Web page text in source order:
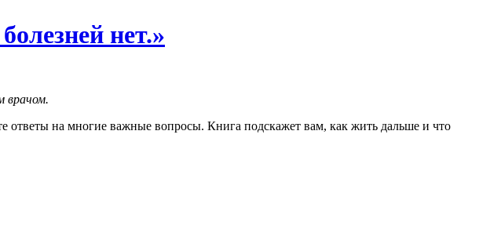
нет.»
врачом.
ответы на многие важные вопросы. Книга подскажет вам, как жить дальше и что